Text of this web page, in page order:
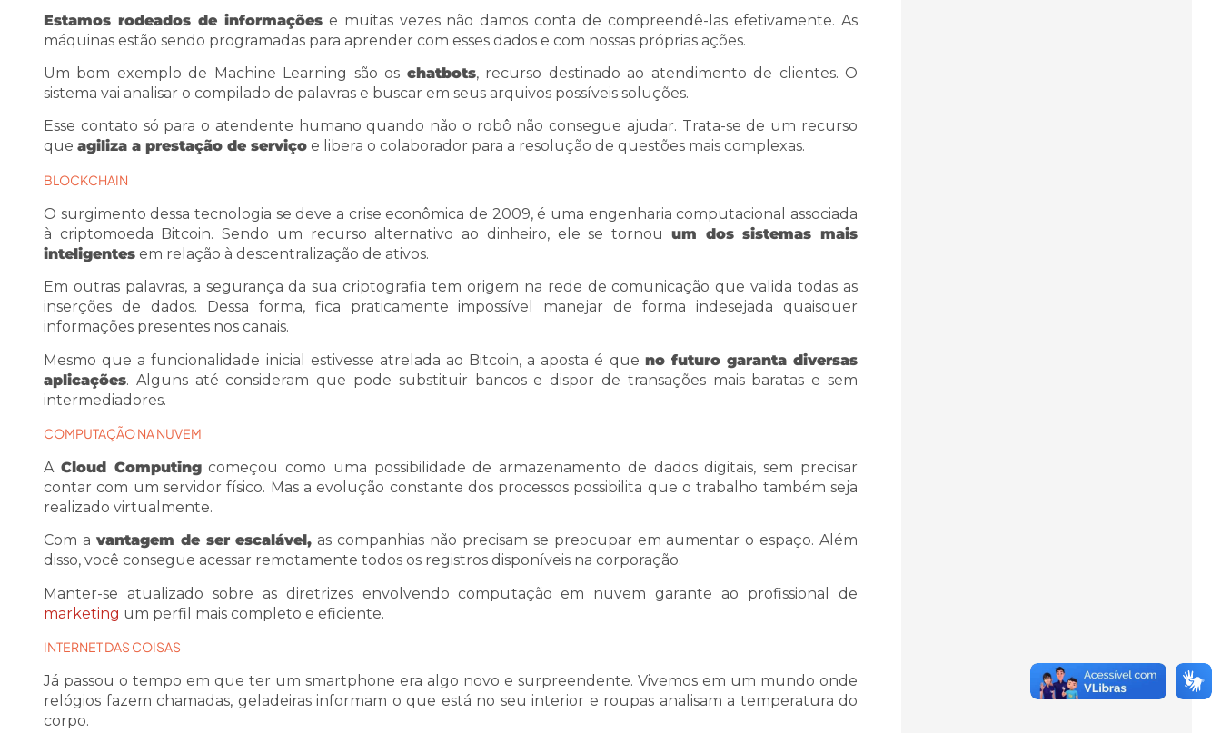
Estamos rodeados de informaçõese muitas vezes não damos conta de compreendê-las efetivamente. As
máquinas estão sendo programadas para aprender com esses dados e com nossas próprias ações.
Um bom exemplo de Machine Learning são os chatbots, recurso destinado ao atendimento de clientes. O
sistema vai analisar o compilado de palavras e buscar em seus arquivos possíveis soluções.
Esse contato só para o atendente humano quando não o robô não consegue ajudar. Trata-se de um recurso
que agiliza a prestação de serviço e libera o colaborador para a resolução de questões mais complexas.
BLOCKCHAIN
O surgimento dessa tecnologia se deve a crise econômica de 2009, é uma engenharia computacional associada
à criptomoeda Bitcoin. Sendo um recurso alternativo ao dinheiro, ele se tornou um dos sistemas mais
inteligentes em relação à descentralização de ativos.
Em outras palavras, a segurança da sua criptografia tem origem na rede de comunicação que valida todas as
inserções de dados. Dessa forma, fica praticamente impossível manejar de forma indesejada quaisquer
informações presentes nos canais.
Mesmo que a funcionalidade inicial estivesse atrelada ao Bitcoin, a aposta é que no futuro garanta diversas
aplicações. Alguns até consideram que pode substituir bancos e dispor de transações mais baratas e sem
intermediadores.
COMPUTAÇÃO NA NUVEM
A Cloud Computingcomeçou como uma possibilidade de armazenamento de dados digitais, sem precisar
contar com um servidor físico. Mas a evolução constante dos processos possibilita que o trabalho também seja
realizado virtualmente.
Com a vantagem de ser escalável, as companhias não precisam se preocupar em aumentar o espaço. Além
disso, você consegue acessar remotamente todos os registros disponíveis na corporação.
Manter-se atualizado sobre as diretrizes envolvendo computação em nuvem garante ao profissional de
marketing um perfil mais completo e eficiente.
INTERNET DAS COISAS
Já passou o tempo em que ter um smartphone era algo novo e surpreendente. Vivemos em um mundo onde
relógios fazem chamadas, geladeiras informam o que está no seu interior e roupas analisam a temperatura do
corpo.